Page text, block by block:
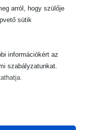
vagy
ahol
meg
arról, hogy szülője
sütik
információkért az
szabályzatunkat.